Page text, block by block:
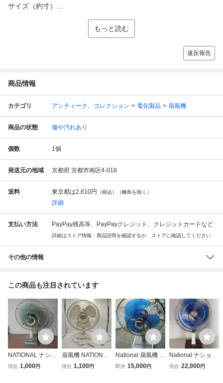
サイズ（約寸）...
もっと読む
違反報告
商品情報
カテゴリ アンティーク、コレクション 電化製品 扇風機
商品の状態 傷や汚れあり
個数 1個
発送元の地域 京都府 京都市南区4-018
送料 東京都は2,610円 （税込）（離島を除く）
詳細
支払い方法 PayPay残高等、PayPayクレジット、クレジットカードなど
詳細はストア情報・商品説明を確認するか、ストアに確認してください
その他の情報
この商品も注目されています
NATIONAL ナショ
ナル 扇風機 昭和
現在 1,000円
扇風機 NATIONAL
ナショナル 昭和レ
現在 1,100円
National 扇風機 F-
30MM 昭和レトロ
即決 15,000円
National ナショナ
ル 扇風機 F-35MG
現在 22,000円